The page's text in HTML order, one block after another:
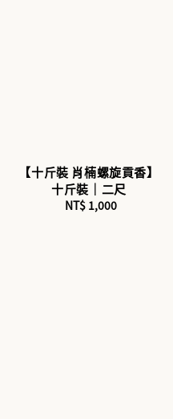
【十斤裝 肖楠螺旋貢香】
十斤裝｜二尺
Regular
NT$ 1,000